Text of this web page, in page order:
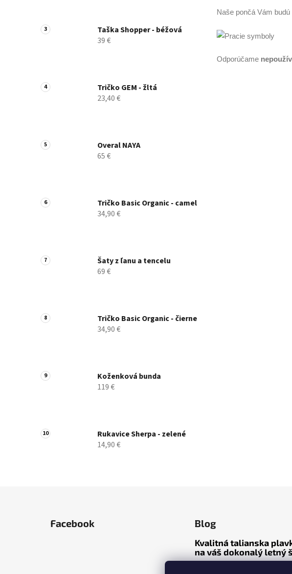
Taška Shopper - béžová
39 €
Tričko GEM - žltá
23,40 €
Overal NAYA
65 €
Tričko Basic Organic - camel
34,90 €
Šaty z ľanu a tencelu
69 €
Tričko Basic Organic - čierne
34,90 €
Koženková bunda
119 €
Rukavice Sherpa - zelené
14,90 €
Naše pončá Vám
Odporúčame
Facebook Blog
Kvalitná talianska
na váš dokonalý letný